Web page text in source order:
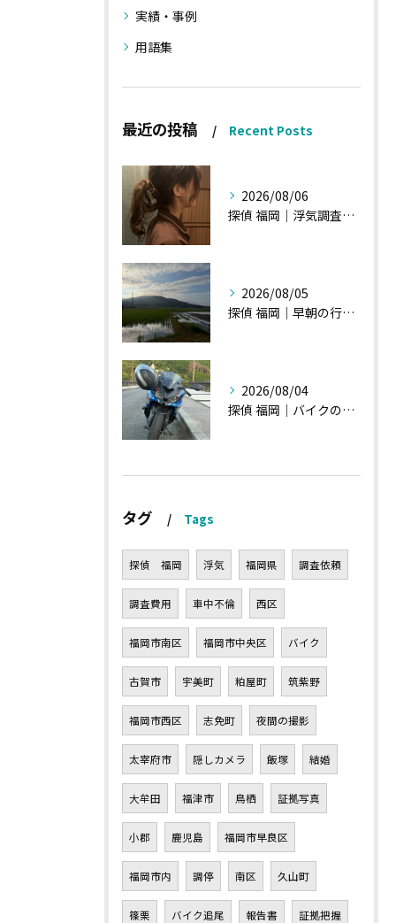
実績・事例
用語集
最近の投稿 Recent Posts
2026/08/06
探偵 福岡｜浮気調査の現場から・・・・チハルさん特集
2026/08/05
探偵 福岡｜早朝の行動調査、初見一発勝負のような・・・・
2026/08/04
探偵 福岡｜バイクの新旧交代、浮気調査における内偵型調査
タグ Tags
探偵 福岡 浮気 福岡県 調査依頼
調査費用 車中不倫 西区
福岡市南区 福岡市中央区 バイク
古賀市 宇美町 粕屋町 筑紫野
福岡市西区 志免町 夜間の撮影
太宰府市 隠しカメラ 飯塚 結婚
大牟田 福津市 鳥栖 証拠写真
小郡 鹿児島 福岡市早良区
福岡市内 調停 南区 久山町
篠栗 バイク追尾 報告書 証拠把握